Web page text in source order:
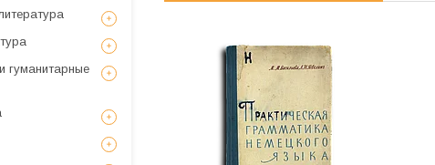
гуманитарные